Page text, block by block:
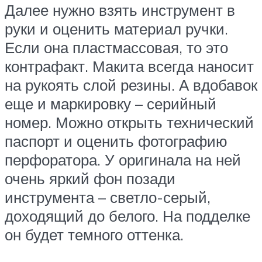
Далее нужно взять инструмент в
руки и оценить материал ручки.
Если она пластмассовая, то это
контрафакт. Макита всегда наносит
на рукоять слой резины. А вдобавок
еще и маркировку – серийный
номер. Можно открыть технический
паспорт и оценить фотографию
перфоратора. У оригинала на ней
очень яркий фон позади
инструмента – светло-серый,
доходящий до белого. На подделке
он будет темного оттенка.